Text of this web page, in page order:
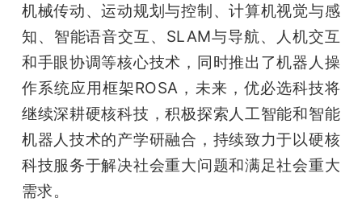
机械传动、运动规划与控制、计算机视觉与感
知、智能语音交互、SLAM与导航、人机交互
和手眼协调等核心技术，同时推出了机器人操
作系统应用框架ROSA，未来，优必选科技将
继续深耕硬核科技，积极探索人工智能和智能
机器人技术的产学研融合，持续致力于以硬核
科技服务于解决社会重大问题和满足社会重大
需求。